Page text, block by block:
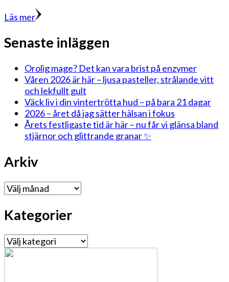
Läs mer
Senaste inläggen
Orolig mage? Det kan vara brist på enzymer
Våren 2026 är här – ljusa pasteller, strålande vitt
och lekfullt gult
Väck liv i din vintertrötta hud – på bara 21 dagar
2026 – året då jag sätter hälsan i fokus
Årets festligaste tid är här – nu får vi glänsa bland
stjärnor och glittrande granar ✨
Arkiv
Arkiv
Kategorier
Kategorier